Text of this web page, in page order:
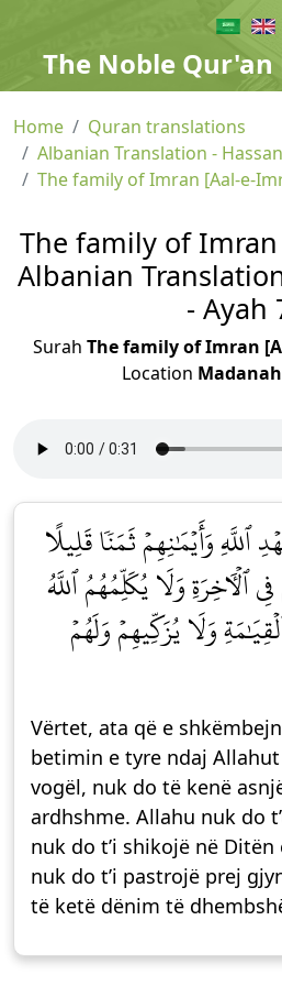
The Noble Qur'an
Home
Quran translations
Albanian Translation -
The family of Imran [Aal-e-
The family of
Albanian
- Ayah
Surah The family of Imran
Location Madanah
ٱللَّهِ وَأَيۡمَٰنِهِمۡ ثَمَنٗا قَلِيلًا
وَلَا يُكَلِّمُهُمُ ٱللَّهُ
وَلَا يُزَكِّيهِمۡ وَلَهُمۡ
Vërtet, ata që e
betimin e tyre ndaj
vogël, nuk do të kenë
ardhshme. Allahu nuk do
nuk do t’i shikojë në
nuk do t’i pastrojë prej
të ketë dënim të